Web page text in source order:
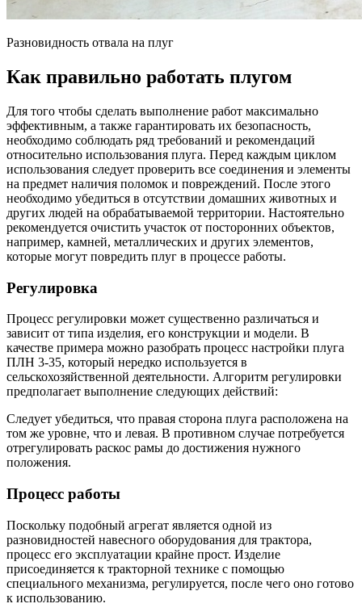
Разновидность отвала на плуг
Как правильно работать плугом
Для того чтобы сделать выполнение работ максимально
эффективным, а также гарантировать их безопасность,
необходимо соблюдать ряд требований и рекомендаций
относительно использования плуга. Перед каждым циклом
использования следует проверить все соединения и элементы
на предмет наличия поломок и повреждений. После этого
необходимо убедиться в отсутствии домашних животных и
других людей на обрабатываемой территории. Настоятельно
рекомендуется очистить участок от посторонних объектов,
например, камней, металлических и других элементов,
которые могут повредить плуг в процессе работы.
Регулировка
Процесс регулировки может существенно различаться и
зависит от типа изделия, его конструкции и модели. В
качестве примера можно разобрать процесс настройки плуга
ПЛН 3-35, который нередко используется в
сельскохозяйственной деятельности. Алгоритм регулировки
предполагает выполнение следующих действий:
Следует убедиться, что правая сторона плуга расположена на
том же уровне, что и левая. В противном случае потребуется
отрегулировать раскос рамы до достижения нужного
положения.
Процесс работы
Поскольку подобный агрегат является одной из
разновидностей навесного оборудования для трактора,
процесс его эксплуатации крайне прост. Изделие
присоединяется к тракторной технике с помощью
специального механизма, регулируется, после чего оно готово
к использованию.